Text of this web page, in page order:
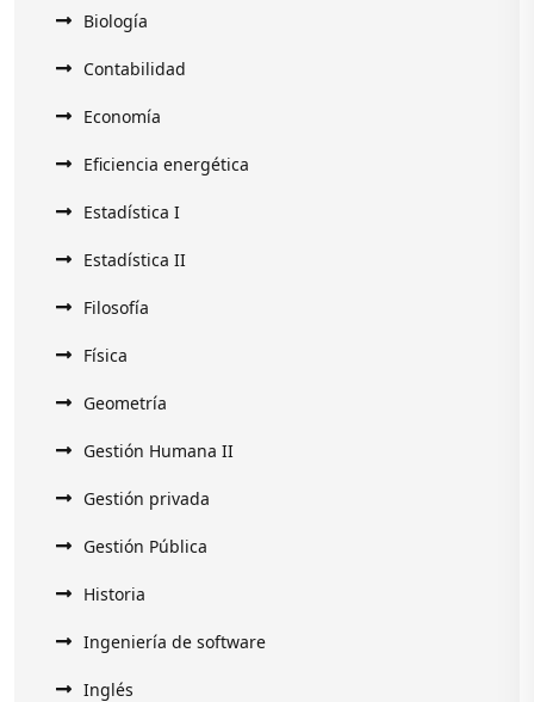
Biología
Contabilidad
Economía
Eficiencia energética
Estadística I
Estadística II
Filosofía
Física
Geometría
Gestión Humana II
Gestión privada
Gestión Pública
Historia
Ingeniería de software
Inglés